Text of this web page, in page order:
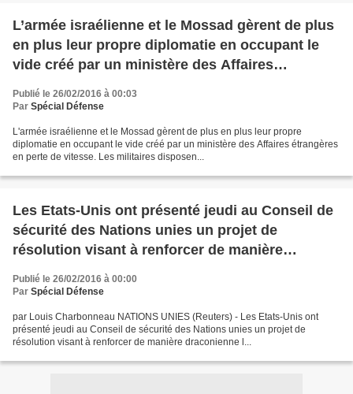
L’armée israélienne et le Mossad gèrent de plus
en plus leur propre diplomatie en occupant le
vide créé par un ministère des Affaires
étrangères en perte de vitesse
Publié le 26/02/2016 à 00:03
Par Spécial Défense
L'armée israélienne et le Mossad gèrent de plus en plus leur propre
diplomatie en occupant le vide créé par un ministère des Affaires étrangères
en perte de vitesse. Les militaires disposen...
Les Etats-Unis ont présenté jeudi au Conseil de
sécurité des Nations unies un projet de
résolution visant à renforcer de manière
draconienne les sanctions contre la Corée sur
Nord après son nouvel essai nucléaire du 6
janvier
Publié le 26/02/2016 à 00:00
Par Spécial Défense
par Louis Charbonneau NATIONS UNIES (Reuters) - Les Etats-Unis ont
présenté jeudi au Conseil de sécurité des Nations unies un projet de
résolution visant à renforcer de manière draconienne l...